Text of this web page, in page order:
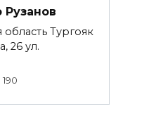
Рузанов
Тургояк
26 ул.
190